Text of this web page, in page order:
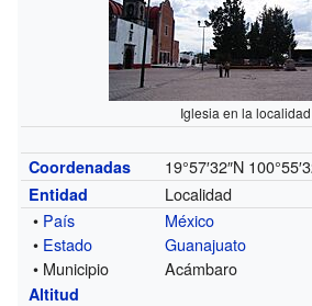
Iglesia en la localidad
Coordenadas 19°57′32″N
Entidad
Localidad
• País
México
• Estado
Guanajuato
• Municipio
Acámbaro
Altitud